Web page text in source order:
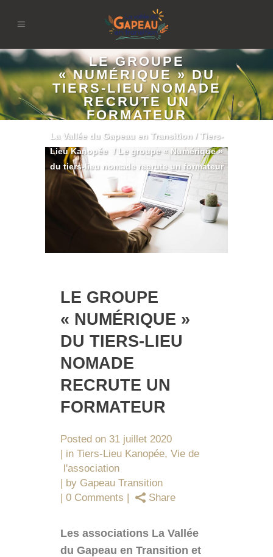
LE GROUPE
« NUMÉRIQUE » DU
TIERS-LIEU NOMADE
RECRUTE UN
FORMATEUR
La Vallée du Gapeau en Transition/ Tiers-
Lieu Kanopée
/ Le groupe « Numérique »
du tiers-lieu nomade recrute un formateur
LE GROUPE
« NUMÉRIQUE »
DU TIERS-LIEU
NOMADE
RECRUTE UN
FORMATEUR
Posted on 31 juillet 2020
in Tiers-Lieu Kanopée, Vie de
l'association
by Gapeau Transition
0 Comments
Share
Les associations La Vallée
du Gapeau en Transition et